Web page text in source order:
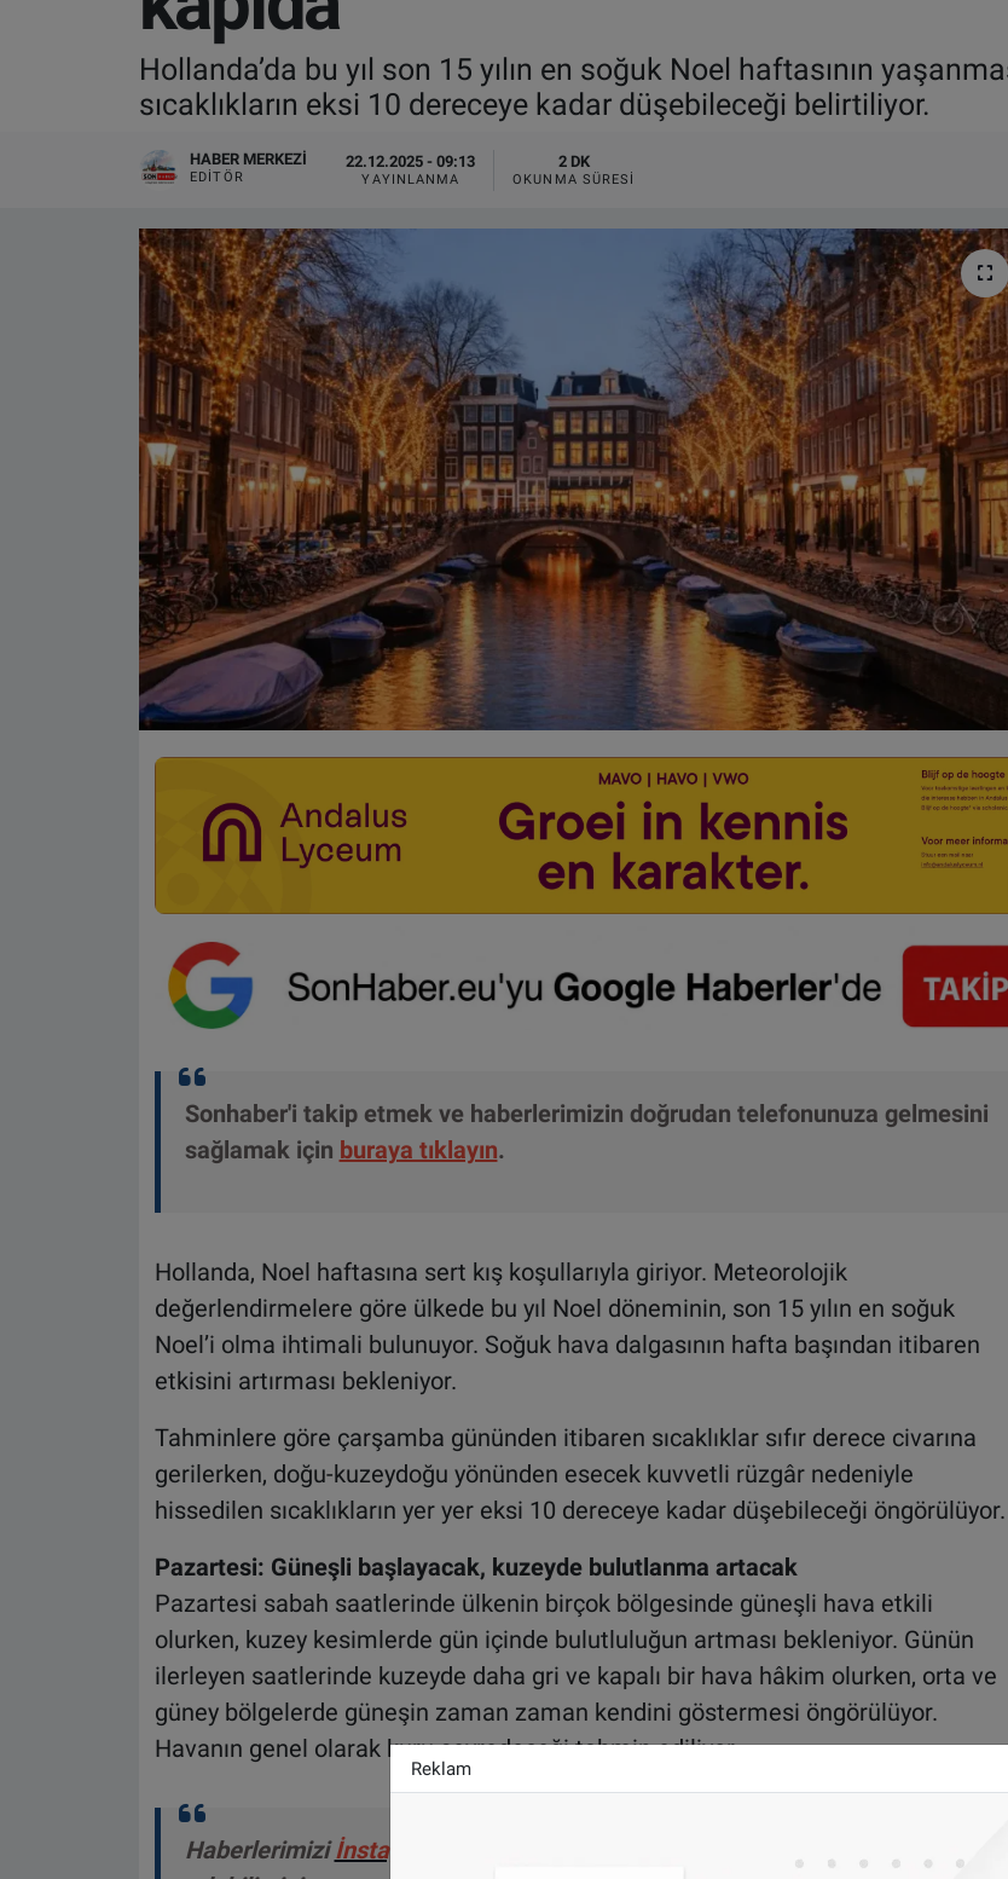
Hollanda’da bu yıl son 15 yılın en soğuk Noel haftasının
sıcaklıkların eksi 10 dereceye kadar düşebileceği belirtiliyor.
HABER MERKEZI
EDITÖR
22.12.2025 - 09:13
YAYINLANMA
2 DK
OKUNMA SÜRESI
Sonhaber'i takip etmek ve haberlerimizin doğrudan telefonunuza gelmesini
sağlamak için buraya tıklayın.
Hollanda, Noel haftasına sert kış koşullarıyla giriyor. Meteorolojik
değerlendirmelere göre ülkede bu yıl Noel döneminin, son 15 yılın en soğuk
Noel’i olma ihtimali bulunuyor. Soğuk hava dalgasının hafta başından itibaren
etkisini artırması bekleniyor.
Tahminlere göre çarşamba gününden itibaren sıcaklıklar sıfır derece civarına
gerilerken, doğu-kuzeydoğu yönünden esecek kuvvetli rüzgâr nedeniyle
hissedilen sıcaklıkların yer yer eksi 10 dereceye kadar düşebileceği öngörülüyor.
Pazartesi: Güneşli başlayacak, kuzeyde bulutlanma artacak
Pazartesi sabah saatlerinde ülkenin birçok bölgesinde güneşli hava etkili
olurken, kuzey kesimlerde gün içinde bulutluluğun artması bekleniyor. Günün
ilerleyen saatlerinde kuzeyde daha gri ve kapalı bir hava hâkim olurken, orta ve
güney bölgelerde güneşin zaman zaman kendini göstermesi öngörülüyor.
Havanın genel olarak kuru seyredeceği tahmin ediliyor.
Haberlerimiziİnstagram
ALGEMENE VOORWAARDEN
CONTACT
Çerez Politikası
Reklam